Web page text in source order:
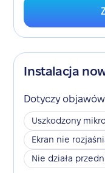
Instalacja
Dotyczy objawów
Uszkodzony
Ekran nie
Nie działa